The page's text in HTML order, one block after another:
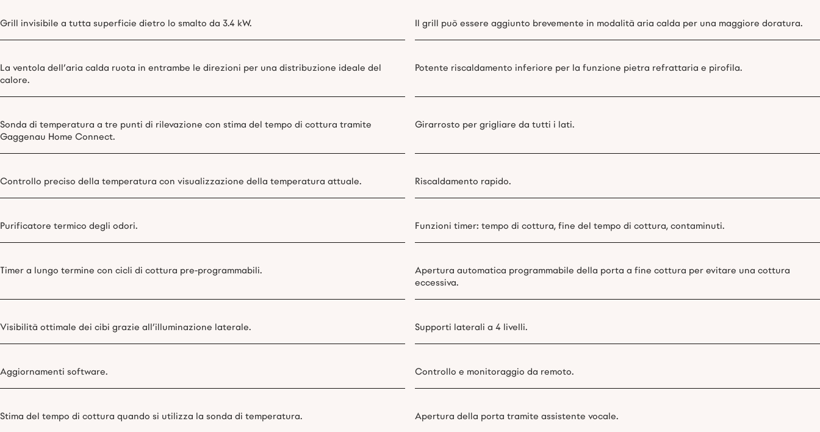
Grill invisibile a tutta superficie dietro lo smalto da 3.4 kW. Il grill può essere aggiunto brevemente in modalità aria calda per una maggiore doratura.
La ventola dell’aria calda ruota in entrambe le direzioni per una distribuzione ideale del
calore.
Potente riscaldamento inferiore per la funzione pietra refrattaria e pirofila.
Sonda di temperatura a tre punti di rilevazione con stima del tempo di cottura tramite
Gaggenau Home Connect.
Girarrosto per grigliare da tutti i lati.
Controllo preciso della temperatura con visualizzazione della temperatura attuale. Riscaldamento rapido.
Purificatore termico degli odori. Funzioni timer: tempo di cottura, fine del tempo di cottura, contaminuti.
Timer a lungo termine con cicli di cottura pre-programmabili.
Apertura automatica programmabile della porta a fine cottura per evitare una cottura
eccessiva.
Visibilità ottimale dei cibi grazie all’illuminazione laterale. Supporti laterali a 4 livelli.
Aggiornamenti software. Controllo e monitoraggio da remoto.
Stima del tempo di cottura quando si utilizza la sonda di temperatura. Apertura della porta tramite assistente vocale.